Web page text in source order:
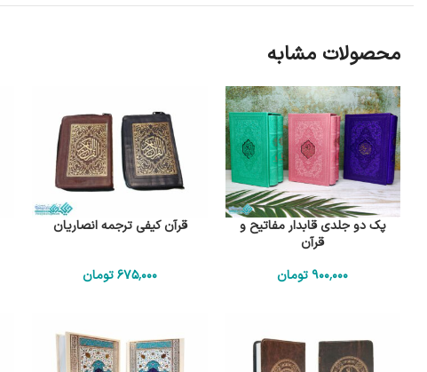
محصولات مشابه
پک دو جلدی قابدار مفاتیح و
قرآن
900٬000 تومان
قرآن کیفی ترجمه انصاریان
675٬000تومان